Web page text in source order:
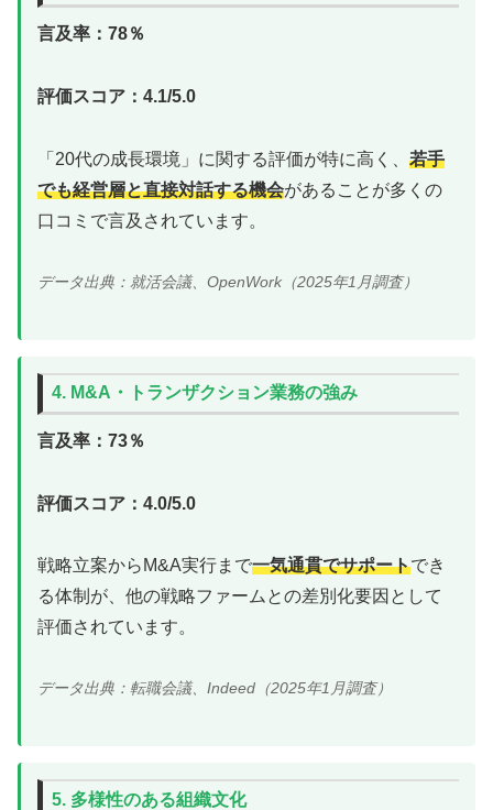
言及率：78％
評価スコア：4.1/5.0
「20代の成長環境」に関する評価が特に高く、 若手
でも経営層と直接対話する機会があることが多くの
口コミで言及されています。
データ出典：就活会議、OpenWork（2025年1月調査）
4. M&A・トランザクション業務の強み
言及率：73％
評価スコア：4.0/5.0
戦略立案からM&A実行まで一気通貫でサポートでき
る体制が、他の戦略ファームとの差別化要因として
評価されています。
データ出典：転職会議、Indeed（2025年1月調査）
5. 多様性のある組織文化